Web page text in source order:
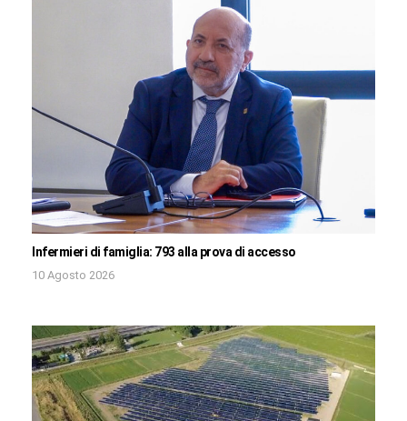
Infermieri di famiglia: 793 alla prova di accesso
10 Agosto 2026